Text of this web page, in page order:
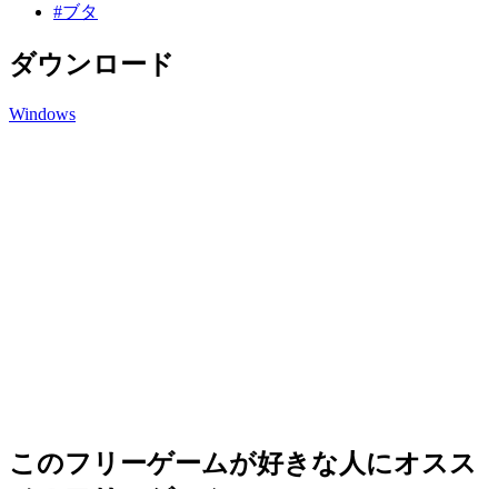
#ブタ
ダウンロード
Windows
このフリーゲームが好きな人にオスス